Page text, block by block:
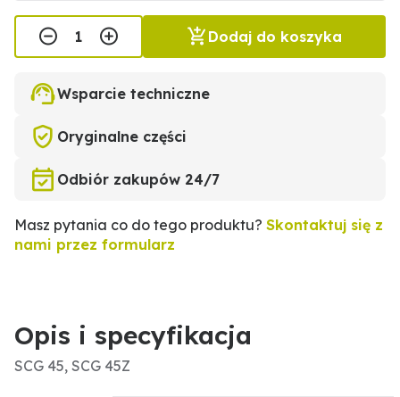
Dodaj do koszyka
Wsparcie techniczne
Oryginalne części
Odbiór zakupów 24/7
Masz pytania co do tego produktu? Skontaktuj się z
nami przez formularz
Opis i specyfikacja
SCG 45, SCG 45Z